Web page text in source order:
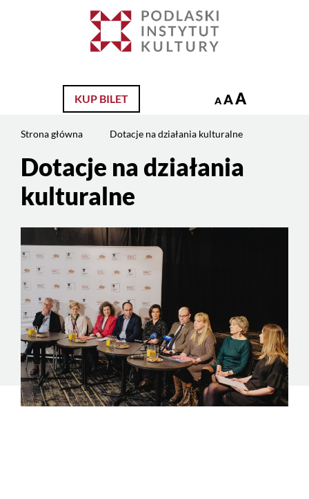
KUP BILET A AA
Strona główna Dotacje na działania kulturalne
Treść
stronyDotacje na działania
kulturalne